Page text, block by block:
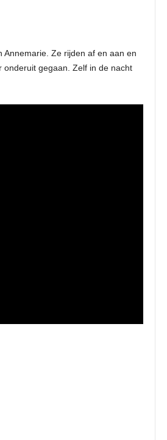
Annemarie. Ze rijden af en aan en
onderuit gegaan. Zelf in de nacht